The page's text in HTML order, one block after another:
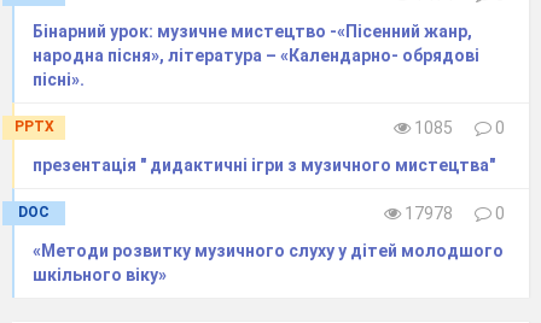
― Особливе забарвлення звука,
властиве певному інструменту чи голосу,
французької — мітка, ознака). Кожен
музичний інструмент має власний
неповторний тембр. Навіть однакові
інструменти, що різняться лише розмірами,
можуть мати різне звучання.
Бінарний урок: музичне мистецтво -«Пісенний жанр,
народна пісня», література – «Календарно- обрядові
пісні».
PPTX 1085
0
презентація " дидактичні ігри з музичного мистецтва"
DOC 17978
0
«Методи розвитку музичного слуху у дітей молодшого
шкільного віку»